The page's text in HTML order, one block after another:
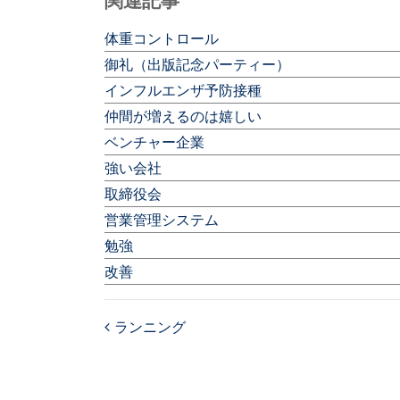
体重コントロール
御礼（出版記念パーティー）
インフルエンザ予防接種
仲間が増えるのは嬉しい
ベンチャー企業
強い会社
取締役会
営業管理システム
勉強
改善
ランニング